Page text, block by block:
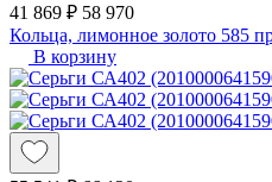
41 869 ₽ 58 970
Кольца, лимонное золото 585
В корзину